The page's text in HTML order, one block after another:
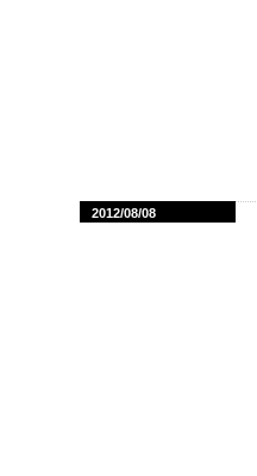
2012/08/08